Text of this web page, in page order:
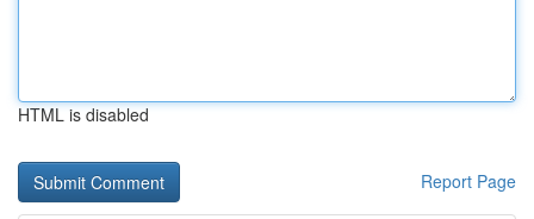
HTML is disabled
Report Page